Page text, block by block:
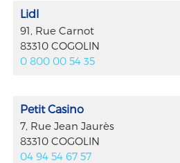
Lidl
91, Rue Carnot
83310 COGOLIN
0 800 00 54 35
Petit Casino
7, Rue Jean Jaurès
83310 COGOLIN
04 94 54 67 57